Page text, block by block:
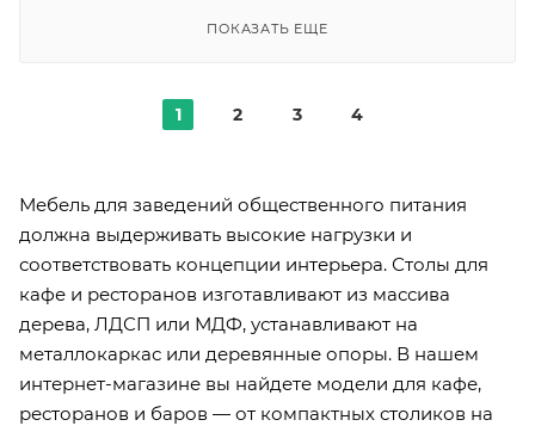
ПОКАЗАТЬ ЕЩЕ
1 2 3 4
Мебель для заведений общественного питания
должна выдерживать высокие нагрузки и
соответствовать концепции интерьера. Столы для
кафе и ресторанов изготавливают из массива
дерева, ЛДСП или МДФ, устанавливают на
металлокаркас или деревянные опоры. В нашем
интернет-магазине вы найдете модели для кафе,
ресторанов и баров — от компактных столиков на